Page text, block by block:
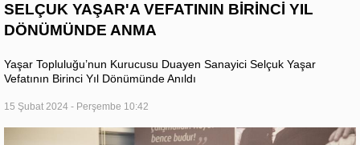
SELÇUK YAŞAR'A VEFATININ BİRİNCİ YIL
DÖNÜMÜNDE ANMA
Yaşar Topluluğu’nun Kurucusu Duayen Sanayici Selçuk Yaşar
Vefatının Birinci Yıl Dönümünde Anıldı
15 Şubat 2024 - Perşembe 10:42